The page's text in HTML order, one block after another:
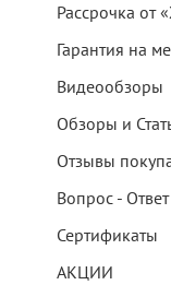
Рассрочка от
Гарантия на
Видеообзоры
Обзоры и
Отзывы
Вопрос - Ответ
Сертификаты
АКЦИИ